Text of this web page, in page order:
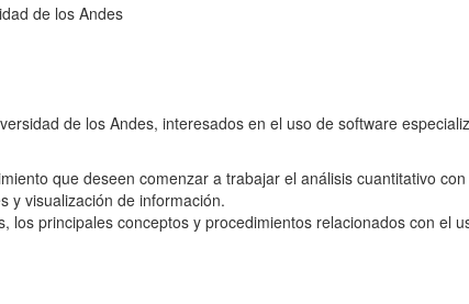
de los Andes
de los Andes, interesados en el uso de software
que deseen comenzar a trabajar el análisis cuantitativo
y visualización de información.
principales conceptos y procedimientos relacionados con el